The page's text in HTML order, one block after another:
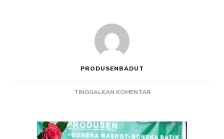
PRODUSENBADUT
TINGGALKAN KOMENTARPADA
PROMOSI
RUMAH